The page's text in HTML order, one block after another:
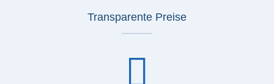
Transparente Preise